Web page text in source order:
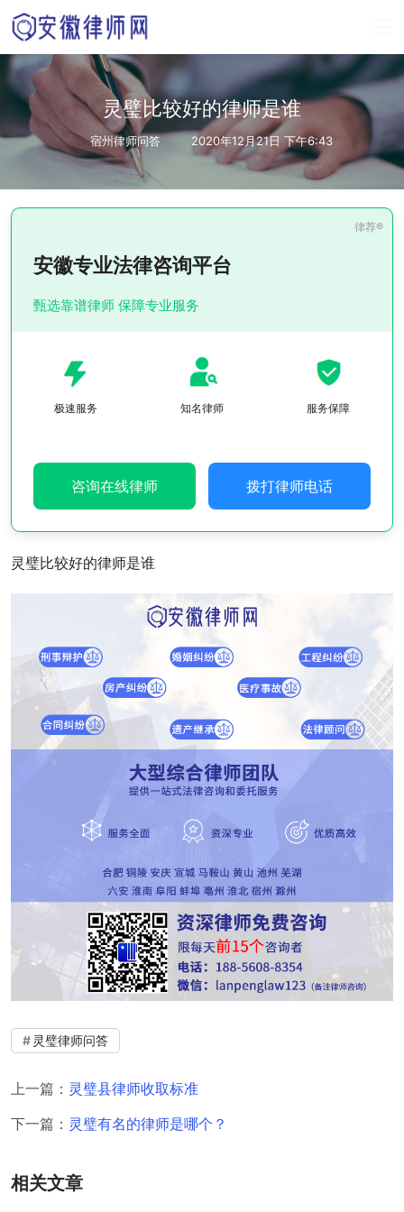
灵璧比较好的律师是谁
宿州律师问答 2020年12月21日 下午6:43
安徽专业法律咨询平台
甄选靠谱律师 保障专业服务
极速服务 知名律师 服务保障
咨询在线律师 拨打律师电话
灵璧比较好的律师是谁
灵璧律师问答
上一篇： 灵璧县律师收取标准
下一篇： 灵璧有名的律师是哪个？
相关文章